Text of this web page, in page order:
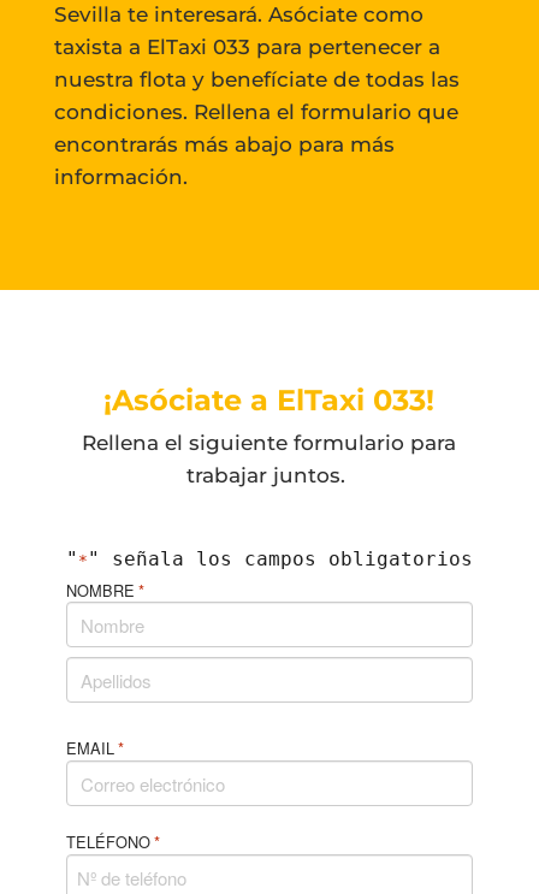
Sevilla te interesará. Asóciate como
taxista a ElTaxi 033 para pertenecer a
nuestra flota y benefíciate de todas las
condiciones. Rellena el formulario que
encontrarás más abajo para más
información.
¡Asóciate a ElTaxi 033!
Rellena el siguiente formulario para
trabajar juntos.